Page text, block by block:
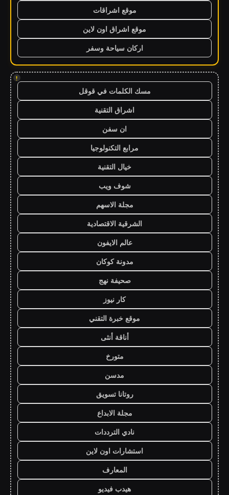
موقع اشراقات
موقع اشراق اون لاين
اركان سياحة وسفر
!
مسك الكلمات في قوقل
اشراق التقنية
ان سفن
مرابع التكنولوجيا
خيال التقنية
شوف ويب
مجلة الاسهم
الشرقية الاقتصادية
عالم الايفون
مدونة كوكان
صحيفة نهج
كار نيوز
موقع خبرة التقني
أناقة أنثى
متورخ
مدسن
روتانا تسويق
مجلة الابداع
نادي الترددات
استشارات اون لاين
المعارف
هيدب فيديو